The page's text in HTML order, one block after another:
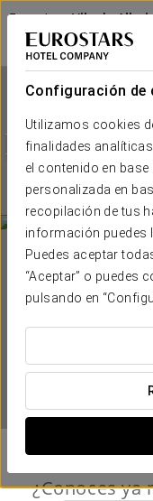
Configuración de
Utilizamos cookies
finalidades
el contenido en
personalizada en
recopilación de tus
información puedes
Puedes aceptar
“Aceptar” o puedes
pulsando en
Eurostars Vila de
OURENSE - ALLARIZ
Eurostars
&
¿CUÁNDO
¿Conoces